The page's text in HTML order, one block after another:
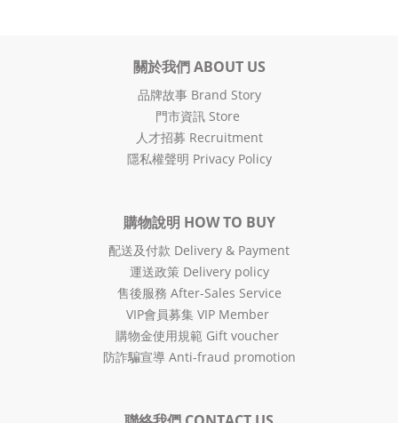
關於我們 ABOUT US
品牌故事 Brand Story
門市資訊 Store
人才招募 Recruitment
隱私權聲明 Privacy Policy
購物說明 HOW TO BUY
配送及付款 Delivery & Payment
運送政策 Delivery policy
售後服務 After-Sales Service
VIP會員募集 VIP Member
購物金使用規範 Gift voucher
防詐騙宣導 Anti-fraud promotion